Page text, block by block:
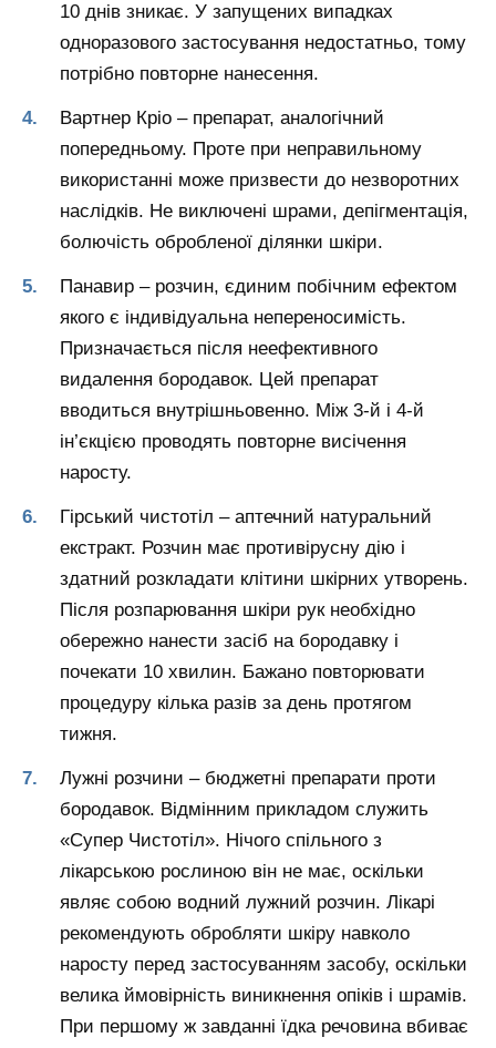
10 днів зникає. У запущених випадках
одноразового застосування недостатньо, тому
потрібно повторне нанесення.
Вартнер Кріо – препарат, аналогічний
попередньому. Проте при неправильному
використанні може призвести до незворотних
наслідків. Не виключені шрами, депігментація,
болючість обробленої ділянки шкіри.
Панавир – розчин, єдиним побічним ефектом
якого є індивідуальна непереносимість.
Призначається після неефективного
видалення бородавок. Цей препарат
вводиться внутрішньовенно. Між 3-й і 4-й
ін’єкцією проводять повторне висічення
наросту.
Гірський чистотіл – аптечний натуральний
екстракт. Розчин має противірусну дію і
здатний розкладати клітини шкірних утворень.
Після розпарювання шкіри рук необхідно
обережно нанести засіб на бородавку і
почекати 10 хвилин. Бажано повторювати
процедуру кілька разів за день протягом
тижня.
Лужні розчини – бюджетні препарати проти
бородавок. Відмінним прикладом служить
«Супер Чистотіл». Нічого спільного з
лікарською рослиною він не має, оскільки
являє собою водний лужний розчин. Лікарі
рекомендують обробляти шкіру навколо
наросту перед застосуванням засобу, оскільки
велика ймовірність виникнення опіків і шрамів.
При першому ж завданні їдка речовина вбиває